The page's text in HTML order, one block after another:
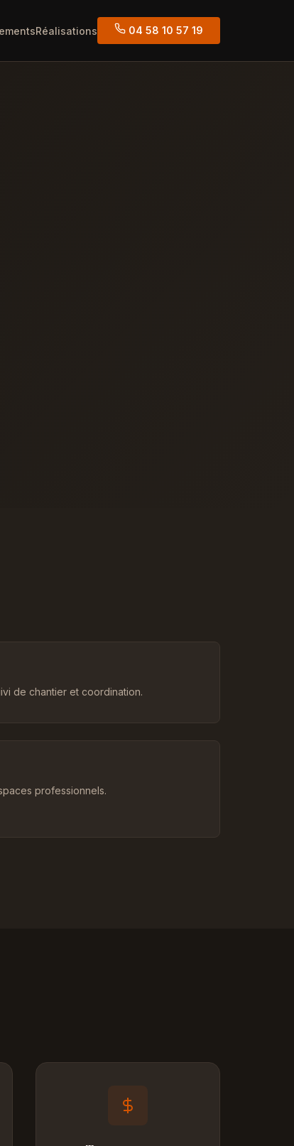
Réalisations 04 58 10 57 19
de chantier et coordination.
professionnels.